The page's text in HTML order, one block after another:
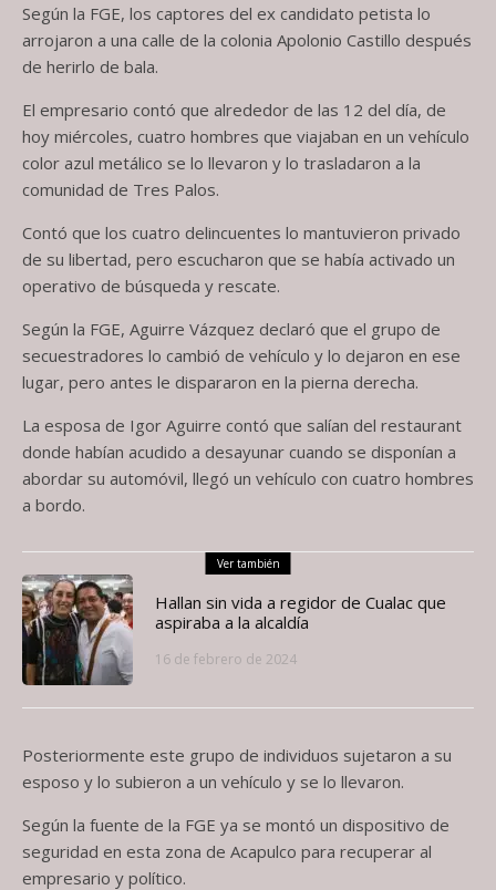
Según la FGE, los captores del ex candidato petista lo
arrojaron a una calle de la colonia Apolonio Castillo después
de herirlo de bala.
El empresario contó que alrededor de las 12 del día, de
hoy miércoles, cuatro hombres que viajaban en un vehículo
color azul metálico se lo llevaron y lo trasladaron a la
comunidad de Tres Palos.
Contó que los cuatro delincuentes lo mantuvieron privado
de su libertad, pero escucharon que se había activado un
operativo de búsqueda y rescate.
Según la FGE, Aguirre Vázquez declaró que el grupo de
secuestradores lo cambió de vehículo y lo dejaron en ese
lugar, pero antes le dispararon en la pierna derecha.
La esposa de Igor Aguirre contó que salían del restaurant
donde habían acudido a desayunar cuando se disponían a
abordar su automóvil, llegó un vehículo con cuatro hombres
a bordo.
Ver también
Hallan sin vida a regidor de Cualac que
aspiraba a la alcaldía
16 de febrero de 2024
Posteriormente este grupo de individuos sujetaron a su
esposo y lo subieron a un vehículo y se lo llevaron.
Según la fuente de la FGE ya se montó un dispositivo de
seguridad en esta zona de Acapulco para recuperar al
empresario y político.